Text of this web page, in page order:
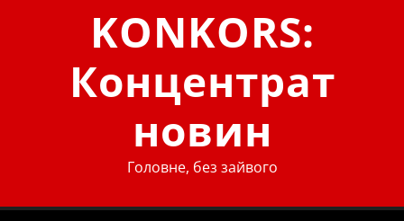
KONKORS:
Концентрат
новин
Головне, без зайвого